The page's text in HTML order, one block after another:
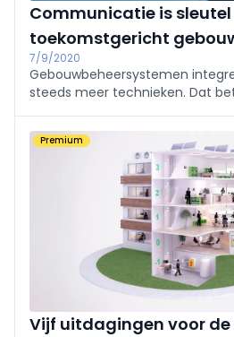
Communicatie is
toekomstgericht
7/9/2020
Gebouwbeheersystemen
steeds meer technieken. Dat
stakeholders anderzijds.
Premium
Vijf uitdagingen voor